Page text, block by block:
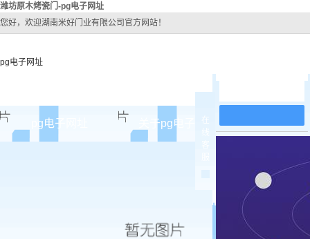
潍坊原木烤瓷门-pg电子网址
您好，欢迎湖南米好门业有限公司官方网站！
pg电子网址
pg电子网址 关于pg电子网址
公司团队
pg电子网址
潍坊实木
潍坊实木
潍坊烤
在